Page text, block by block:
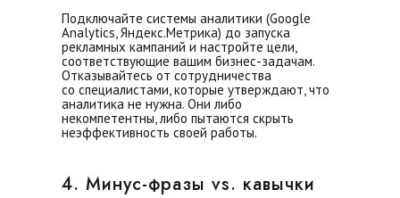
рекламу.
Подключайте системы аналитики (Google
Analytics, Яндекс.Метрика) до запуска
рекламных кампаний и настройте цели,
соответствующие вашим бизнес-задачам.
Отказывайтесь от сотрудничества
со специалистами, которые утверждают, что
аналитика не нужна. Они либо
некомпетентны, либо пытаются скрыть
неэффективность своей работы.
4. Минус-фразы vs. кавычки